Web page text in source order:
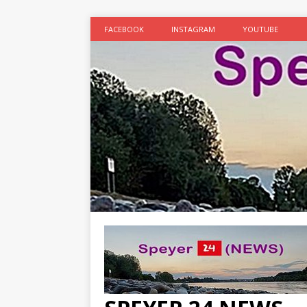
FACEBOOK INSTAGRAM YOUTUBE